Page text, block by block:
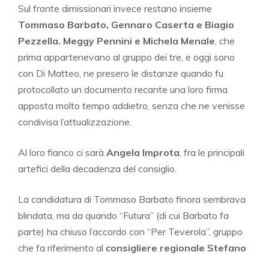
Sul fronte dimissionari invece restano insieme
Tommaso Barbato, Gennaro Caserta e Biagio
Pezzella. Meggy Pennini e Michela Menale, che
prima appartenevano al gruppo dei tre, e oggi sono
con Di Matteo, ne presero le distanze quando fu
protocollato un documento recante una loro firma
apposta molto tempo addietro, senza che ne venisse
condivisa l’attualizzazione.
Al loro fianco ci sarà Angela Improta, fra le principali
artefici della decadenza del consiglio.
La candidatura di Tommaso Barbato finora sembrava
blindata, ma da quando “Futura” (di cui Barbato fa
parte) ha chiuso l’accordo con “Per Teverola”, gruppo
che fa riferimento al consigliere regionale Stefano